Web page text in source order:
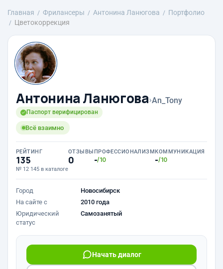
Главная Фрилансеры Антонина Ланюгова
Портфолио
Цветокоррекция
Антонина Ланюгова›An_Tony
Паспорт верифицирован
Всё взаимно
РЕЙТИНГ
135
№ 12 145 в каталоге
ОТЗЫВЫ
0
ПРОФЕССИОНАЛИЗМ
-/10
КОММУНИКАЦИЯ
-/10
Город
Новосибирск
На сайте с
2010 года
Юридический
статус
Самозанятый
Начать диалог